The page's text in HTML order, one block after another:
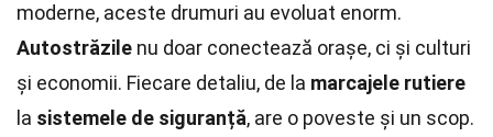
moderne, aceste drumuri au evoluat enorm.
Autostrăzile nu doar conectează orașe, ci și culturi
și economii. Fiecare detaliu, de la marcajele rutiere
la sistemele de siguranță, are o poveste și un scop.